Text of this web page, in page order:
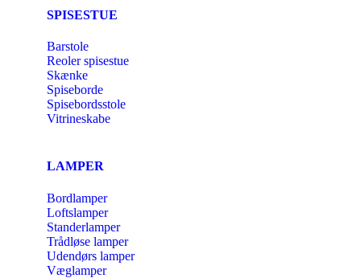
SPISESTUE
Barstole
Reoler spisestue
Skænke
Spiseborde
Spisebordsstole
Vitrineskabe
LAMPER
Bordlamper
Loftslamper
Standerlamper
Trådløse lamper
Udendørs lamper
Væglamper